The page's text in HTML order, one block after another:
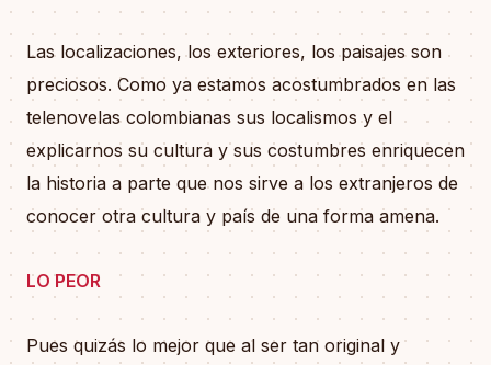
Las localizaciones, los exteriores, los paisajes son
preciosos. Como ya estamos acostumbrados en las
telenovelas colombianas sus localismos y el
explicarnos su cultura y sus costumbres enriquecen
la historia a parte que nos sirve a los extranjeros de
conocer otra cultura y país de una forma amena.
LO PEOR
Pues quizás lo mejor que al ser tan original y